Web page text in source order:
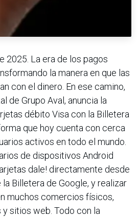
2025. La era de los pagos
la manera en que las
con el dinero. En ese camino,
de Grupo Aval, anuncia la
débito Visa con la Billetera
que hoy cuenta con cerca
activos en todo el mundo.
de dispositivos Android
dale! directamente desde
Billetera de Google, y realizar
muchos comercios físicos,
sitios web. Todo con la